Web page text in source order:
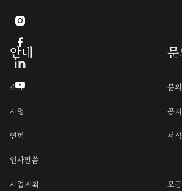
안내
소개
사명
연혁
인사말씀
사업계획
문
문의
공지
서식
모금


